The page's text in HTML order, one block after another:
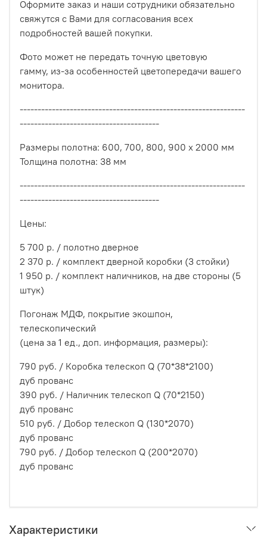
Оформите заказ и наши сотрудники обязательно
свяжутся с Вами для согласования всех
подробностей вашей покупки.
Фото может не передать точную цветовую
гамму, из-за особенностей цветопередачи вашего
монитора.
---------------------------------------------------------------
---------------------------------------
Размеры полотна: 600, 700, 800, 900 х 2000 мм
Толщина полотна: 38 мм
---------------------------------------------------------------
---------------------------------------
Цены:
5 700 р. / полотно дверное
2 370 р. / комплект дверной коробки (3 стойки)
1 950 р. / комплект наличников, на две стороны (5
штук)
Погонаж МДФ, покрытие экошпон,
телескопический
(цена за 1 ед., доп. информация, размеры):
790 руб. / Коробка телескоп Q (70*38*2100)
дуб прованс
390 руб. / Наличник телескоп Q (70*2150)
дуб прованс
510 руб. / Добор телескоп Q (130*2070)
дуб прованс
790 руб. / Добор телескоп Q (200*2070)
дуб прованс
Характеристики